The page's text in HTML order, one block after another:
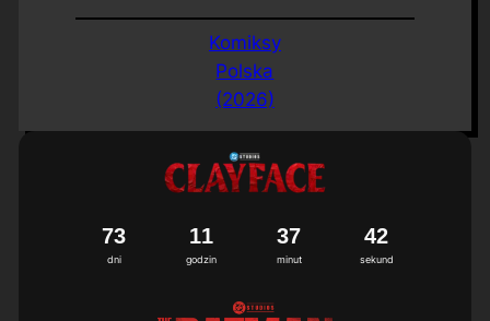
Komiksy
Polska
(2026)
dni
73
godzin
11
minut
37
sekund
41
2